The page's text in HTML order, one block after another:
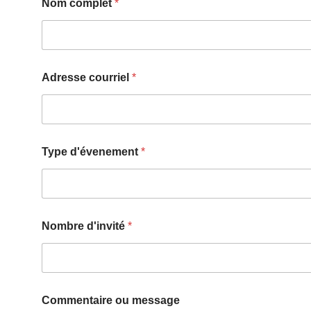
Nom complet *
Adresse courriel *
Type d'évenement *
Nombre d'invité *
Commentaire ou message